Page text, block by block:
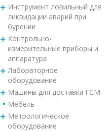
Инструмент ловильный для
ликвидации аварий при
бурении
Контрольно-
измерительные приборы и
аппаратура
Лабораторное
оборудование
Машины для доставки ГСМ
Мебель
Метрологическое
оборудование